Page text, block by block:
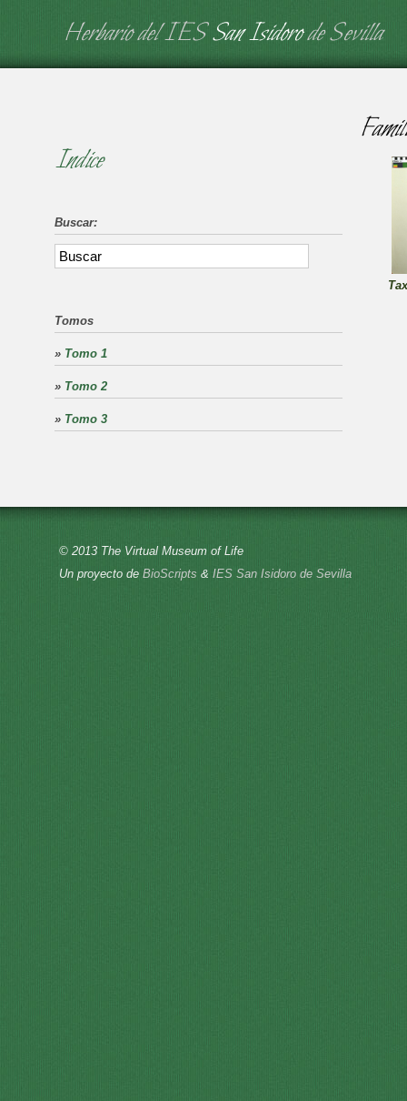
Herbario del IESSan Isidorode Sevilla
Indice
Buscar:
Tomos
» Tomo 1
» Tomo 2
» Tomo 3
© 2013 The Virtual Museum of Life
Un proyecto de BioScripts & IES San Isidoro de Sevilla